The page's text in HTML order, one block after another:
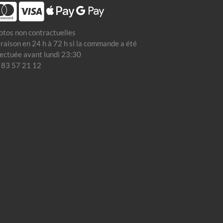
non contractuelles
en 24 h à 72 h si la commande a été
avant lundi 23:30
57 21 12